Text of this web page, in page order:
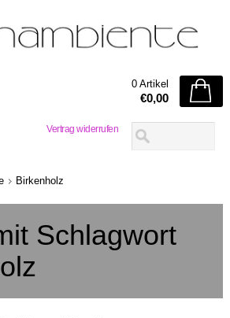
Vertrag widerrufen
0 Artikel
€0,00
Birkenholz
Schlagwort